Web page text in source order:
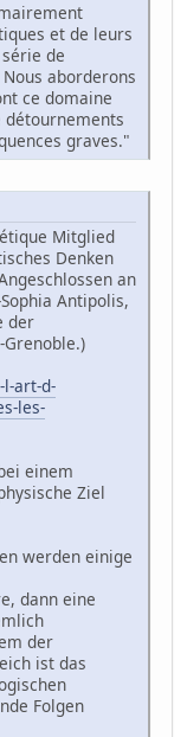
et de leurs
de
aborderons
ce domaine
détournements
graves."
Mitglied
Denken
an
Antipolis,
der
art-d-
les-
einem
Ziel
werden einige
dann eine
der
ist das
Folgen